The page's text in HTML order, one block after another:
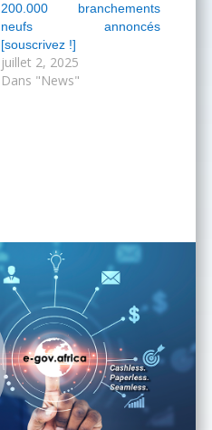
200.000 branchements
neufs annoncés
[souscrivez !]
juillet 2, 2025
Dans "News"